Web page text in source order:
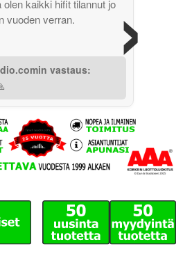
olen kaikki hifit tilannut jo
vuoden verran.
vastaus:
›